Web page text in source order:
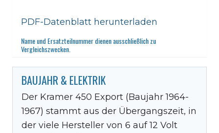
PDF-Datenblatt herunterladen
Name und Ersatzteilnummer dienen ausschließlich zu
Vergleichszwecken.
BAUJAHR & ELEKTRIK
Der Kramer 450 Export (Baujahr 1964-
1967) stammt aus der Übergangszeit, in
der viele Hersteller von 6 auf 12 Volt